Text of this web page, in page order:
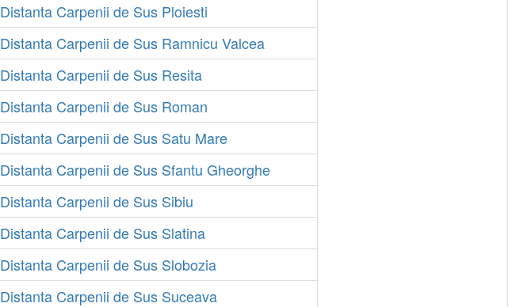
Distanta Carpenii de Sus Ploiesti
Distanta Carpenii de Sus Ramnicu Valcea
Distanta Carpenii de Sus Resita
Distanta Carpenii de Sus Roman
Distanta Carpenii de Sus Satu Mare
Distanta Carpenii de Sus Sfantu Gheorghe
Distanta Carpenii de Sus Sibiu
Distanta Carpenii de Sus Slatina
Distanta Carpenii de Sus Slobozia
Distanta Carpenii de Sus Suceava